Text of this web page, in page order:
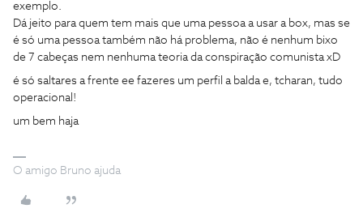
exemplo.
Dá jeito para quem tem mais que uma pessoa a usar a box, mas se
é só uma pessoa também não há problema, não é nenhum bixo
de 7 cabeças nem nenhuma teoria da conspiração comunista xD
é só saltares a frente ee fazeres um perfil a balda e, tcharan, tudo
operacional!
um bem haja
O amigo Bruno ajuda